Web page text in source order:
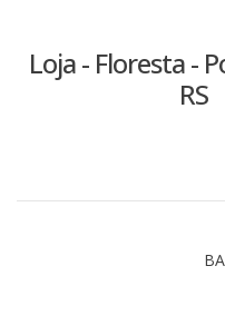
Loja - Floresta -
RS